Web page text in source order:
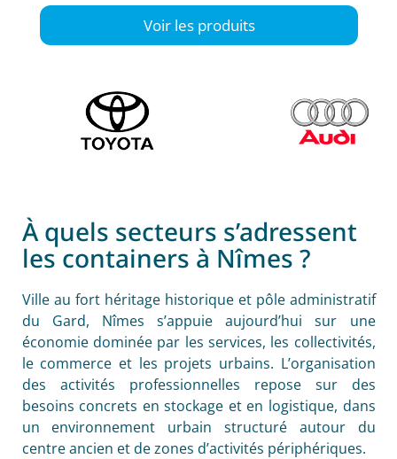
Voir les produits
À quels secteurs s’adressent
les containers à Nîmes ?
Ville au fort héritage historique et pôle administratif
du Gard, Nîmes s’appuie aujourd’hui sur une
économie dominée par les services, les collectivités,
le commerce et les projets urbains. L’organisation
des activités professionnelles repose sur des
besoins concrets en stockage et en logistique, dans
un environnement urbain structuré autour du
centre ancien et de zones d’activités périphériques.